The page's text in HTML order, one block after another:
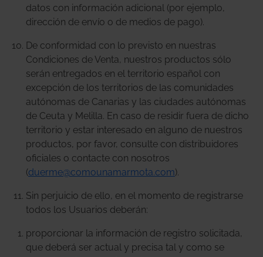
datos con información adicional (por ejemplo,
dirección de envío o de medios de pago).
De conformidad con lo previsto en nuestras
Condiciones de Venta, nuestros productos sólo
serán entregados en el territorio español con
excepción de los territorios de las comunidades
autónomas de Canarias y las ciudades autónomas
de Ceuta y Melilla. En caso de residir fuera de dicho
territorio y estar interesado en alguno de nuestros
productos, por favor, consulte con distribuidores
oficiales o contacte con nosotros
(duerme@comounamarmota.com).
Sin perjuicio de ello, en el momento de registrarse
todos los Usuarios deberán:
proporcionar la información de registro solicitada,
que deberá ser actual y precisa tal y como se